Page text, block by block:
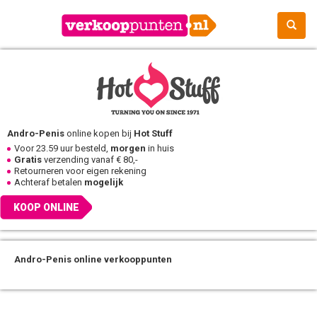
Andro-Penis online kopen bij Hot Stuff
Voor 23.59 uur besteld, morgen in huis
Gratis verzending vanaf € 80,-
Retourneren voor eigen rekening
Achteraf betalen mogelijk
KOOP ONLINE
Andro-Penis online verkooppunten